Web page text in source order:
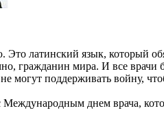
латинский язык, который
гражданин мира. И все
могут поддерживать войну,
Международным днем врача,